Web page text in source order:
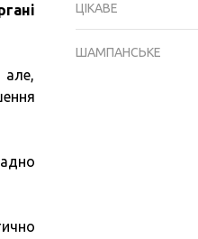
але,
ЦІКАВЕ
ШАМПАНСЬКЕ